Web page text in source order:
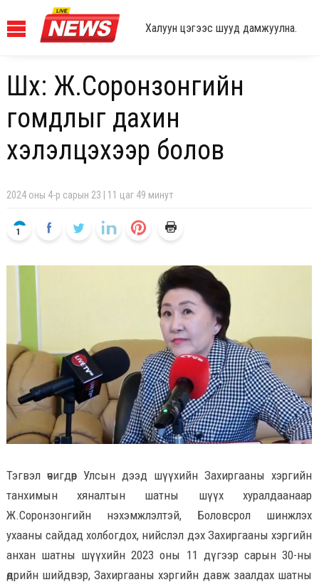
Халуун цэгээс шууд дамжуулна.
Шүүх: Ж.Соронзонгийн
гомдлыг дахин
хэлэлцэхээр болов
2024 оны 4-р сарын 23 | 11 цаг 49 минут
1
Тэгвэл өчигдөр Улсын дээд шүүхийн Захиргааны хэргийн
танхимын хяналтын шатны шүүх хуралдаанаар
Ж.Соронзонгийн нэхэмжлэлтэй, Боловсрол шинжлэх
ухааны сайдад холбогдох, нийслэл дэх Захиргааны хэргийн
анхан шатны шүүхийн 2023 оны 11 дүгээр сарын 30-ны
өдрийн шийдвэр, Захиргааны хэргийн давж заалдах шатны